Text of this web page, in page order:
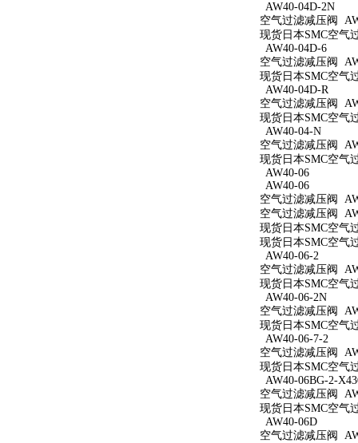
AW40-04D-2N
空气过滤减压阀
现货日本SMC空气
AW40-04D-6
空气过滤减压阀
现货日本SMC空气
AW40-04D-R
空气过滤减压阀
现货日本SMC空气
AW40-04-N
空气过滤减压阀
现货日本SMC空气
AW40-06
AW40-06
空气过滤减压阀
空气过滤减压阀
现货日本SMC空气
现货日本SMC空气
AW40-06-2
空气过滤减压阀
现货日本SMC空气
AW40-06-2N
空气过滤减压阀
现货日本SMC空气
AW40-06-7-2
空气过滤减压阀
现货日本SMC空气
AW40-06BG-2-
空气过滤减压阀
现货日本SMC空气
AW40-06D
空气过滤减压阀